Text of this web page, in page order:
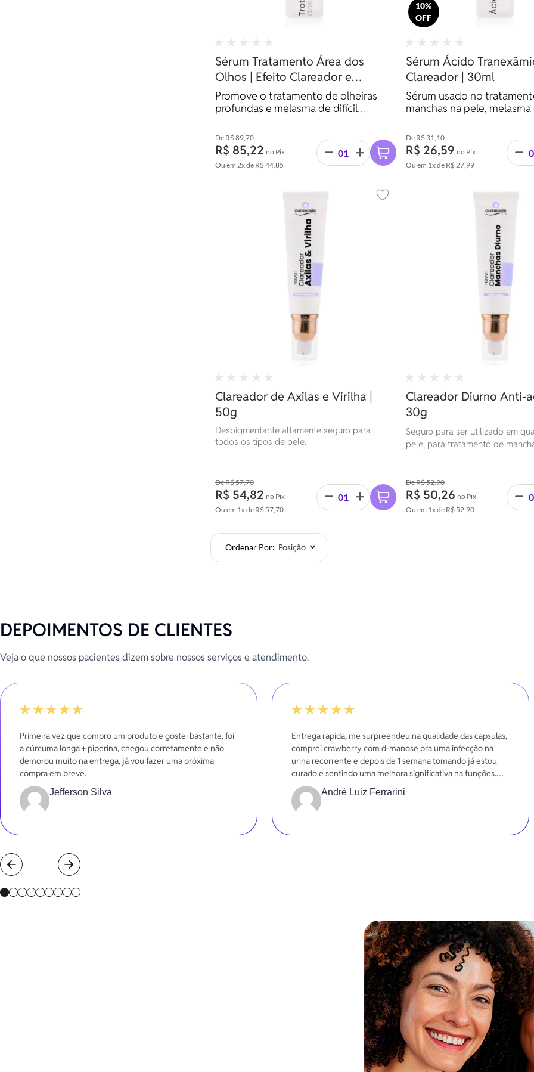
Sérum Tratamento Área dos
Olhos | Efeito Clareador e
Preenchedor | 30ml
Promove o tratamento de olheiras
profundas e melasma de difícil
R$ 89,70
R$ 85,22 no Pix
Ou em 2xde R$ 44,85
10%
OFF
Sérum Ácido
Clareador | 30ml
Sérum usado no
manchas na pele, melasma
procedimentos.
R$ 31,10
R$ 26,59 no Pix
Ou em 1xde R$ 27,99
Clareador de Axilas e Virilha |
50g
Despigmentante altamente seguro para
todos os tipos de pele.
Adicionar aos favoritos
R$ 57,70
R$ 54,82 no Pix
Ou em 1xde R$ 57,70
Clareador Diurno Anti-
30g
Seguro para ser utilizado em
pele, para tratamento de
R$ 52,90
R$ 50,26 no Pix
Ou em 1xde R$ 52,90
Ordenar Por
DEPOIMENTOS DE CLIENTES
Veja o que nossos pacientes dizem sobre nossos serviços e atendimento.
Primeira vez que compro um produto e gostei bastante, foi
a cúrcuma longa + piperina, chegou corretamente e não
demorou muito na entrega, já vou fazer uma próxima
compra em breve.
Jefferson Silva
Entrega rapida, me surpreendeu na qualidade das capsulas,
comprei crawberry com d-manose pra uma infecção na
urina recorrente e depois de 1 semana tomando já estou
curado e sentindo uma melhora significativa na funções.
Gratidão
André Luiz Ferrarini